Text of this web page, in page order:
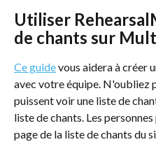
Utiliser
de chants sur
Ce guide vous aidera à créer
avec votre équipe. N'oubliez
puissent voir une liste de
liste de chants. Les
page de la liste de chants du